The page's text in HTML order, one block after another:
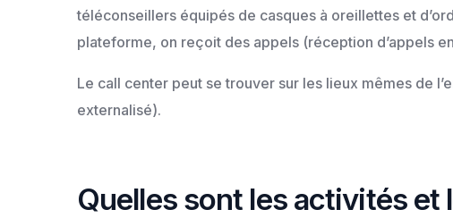
téléconseillers équipés de casques à oreillettes et
plateforme, on reçoit des appels (réception d’appels
Le call center peut se trouver sur les lieux mêmes de
externalisé).
Quelles sont les activités et